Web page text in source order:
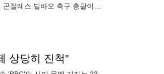
잘레스 빌바오 축구 총괄이사
상당히 진척"